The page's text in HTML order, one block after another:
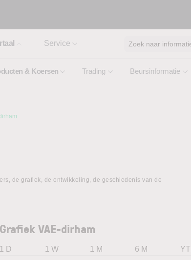
& Koersen Trading Beursinformatie
Service Zoek naar
de grafiek, de ontwikkeling, de geschiedenis van de
Grafiek VAE-dirham
1 D 1 W 1 M 6 M